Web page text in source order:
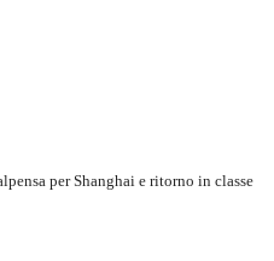
per Shanghai e ritorno in classe